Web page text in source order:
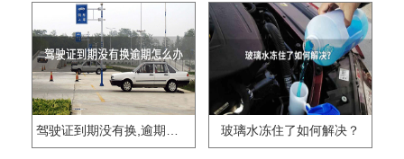
驾驶证到期没有换,逾期怎么办?? 玻璃水冻住了如何解决？